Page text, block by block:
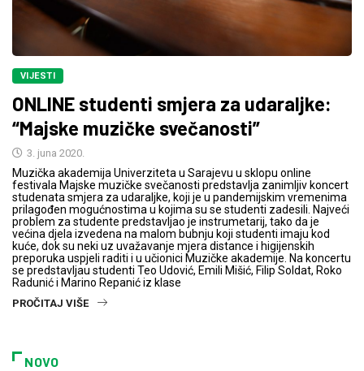
VIJESTI
ONLINE studenti smjera za udaraljke:
“Majske muzičke svečanosti”
3. juna 2020.
Muzička akademija Univerziteta u Sarajevu u sklopu online
festivala Majske muzičke svečanosti predstavlja zanimljiv koncert
studenata smjera za udaraljke, koji je u pandemijskim vremenima
prilagođen mogućnostima u kojima su se studenti zadesili. Najveći
problem za studente predstavljao je instrumetarij, tako da je
većina djela izvedena na malom bubnju koji studenti imaju kod
kuće, dok su neki uz uvažavanje mjera distance i higijenskih
preporuka uspjeli raditi i u učionici Muzičke akademije. Na koncertu
se predstavljau studenti Teo Udović, Emili Mišić, Filip Soldat, Roko
Radunić i Marino Repanić iz klase
PROČITAJ VIŠE
NOVO